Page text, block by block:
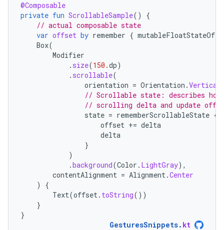
@Composable
private fun ScrollableSample()
{
// actual composable state
var offset by remember { mutableFloatStateOf
Box(
Modifier
. size(150.dp)
. scrollable(
orientation = Orientation .Vertical
// Scrollable state: describes how
// scrolling delta and update
state = rememberScrollableState {
offset += delta
delta
}
)
.background(Color . LightGray),
contentAlignment = Alignment.Center
)
{
Text(offset. toString())
}
}
GesturesSnippets. kt